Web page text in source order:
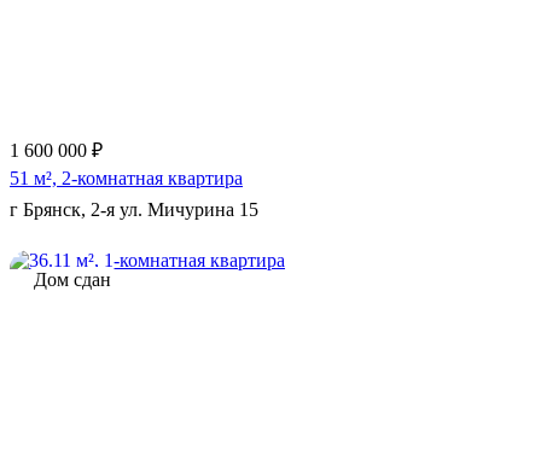
1 600 000 ₽
51 м², 2-комнатная квартира
г Брянск, 2-я ул. Мичурина 15
Дом сдан